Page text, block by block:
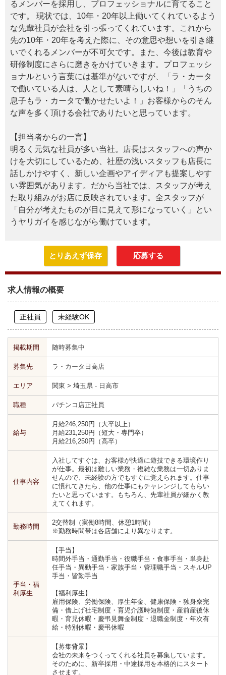
るメンバーを採用し、プロフェッショナルに育てること
です。 現状では、10年・20年以上働いてくれているよう
な先輩社員が会社を引っ張ってくれています。これから
先の10年・20年を考えた際に、その意思や想いを引き継
いでくれるメンバーが不可欠です。また、今後は教育や
研修制度にさらに磨きをかけていきます。プロフェッシ
ョナルという言葉には基準がないですが、「ラ・カータ
で働いている人は、人として素晴らしいね！」「うちの
息子もラ・カータで働かせたいよ！」お客様からのそん
な声を多く頂ける会社でありたいと思っています。
【担当者からの一言】
明るく元気な社員が多い当社。店長はスタッフへの声か
けを大切にしているため、社歴の浅いスタッフも店長に
話しかけやすく、新しい企画やアイディアも提案しやす
い雰囲気があります。だから当社では、スタッフが考え
た取り組みがお店に反映されています。全スタッフが
「自分が考えたものが目に見えて形になっていく」とい
うヤリガイを感じながら働けています。
とりあえず保存 応募する
求人情報の概要
正社員 未経験OK
掲載期間 随時募集中
募集先 ラ・カータ日高店
エリア 関東 > 埼玉県 - 日高市
職種 パチンコ店正社員
給与
月給246,250円（大卒以上）
月給231,250円（短大・専門卒）
月給216,250円（高卒）
仕事内容
入社してすぐは、お客様が快適に遊技できる環境作り
が仕事。最初は難しい業務・複雑な業務は一切ありま
せんので、未経験の方でもすぐに覚えられます。仕事
に慣れてきたら、他の仕事にもチャレンジしてもらい
たいと思っています。もちろん、先輩社員が細かく教
えてくれます。
勤務時間
2交替制（実働8時間、休憩1時間）
※勤務時間帯は各店舗により異なります。
手当・福
利厚生
【手当】
時間外手当・通勤手当・役職手当・食事手当・単身赴
任手当・異動手当・家族手当・管理職手当・スキルUP
手当・皆勤手当
【福利厚生】
雇用保険、労働保険、厚生年金、健康保険・独身寮完
備・借上げ社宅制度・育児介護時短制度・産前産後休
暇・育児休暇・慶弔見舞金制度・退職金制度・年次有
給・特別休暇・慶弔休暇
【募集背景】
会社の未来をつくってくれる社員を募集しています。
そのために、新卒採用・中途採用を本格的にスタート
させます。